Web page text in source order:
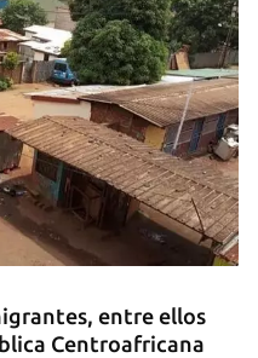
entre ellos
Centroafricana